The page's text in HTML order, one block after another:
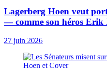
Lagerberg Hoen veut
— comme son héros Erik
27 juin 2026